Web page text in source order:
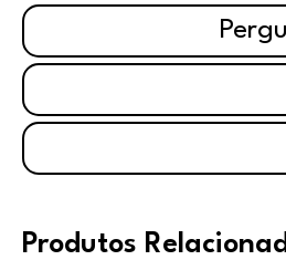
Produtos